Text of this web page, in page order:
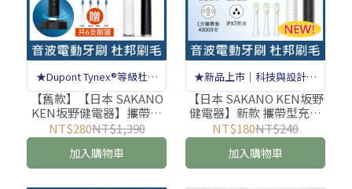
★Dupont Tynex®等級杜邦
刷毛★
【舊款】【日本 SAKANO
KEN坂野健電器】攜帶型
充電式 音波電動牙刷STB-
1000 (音波電動牙刷/震動
牙刷/電動牙刷使用/音波牙
刷/杜邦刷毛)
NT$280NT$1,390
加入購物車
★新品上市｜科技與設計兼
具的智慧潔牙首選★
【日本 SAKANO KEN坂野
健電器】新款 攜帶型充電
式 音波電動牙刷STB-2000
(音波電動牙刷/震動牙刷/
電動牙刷使用/音波牙刷/杜
邦刷毛)
NT$180NT$240
加入購物車